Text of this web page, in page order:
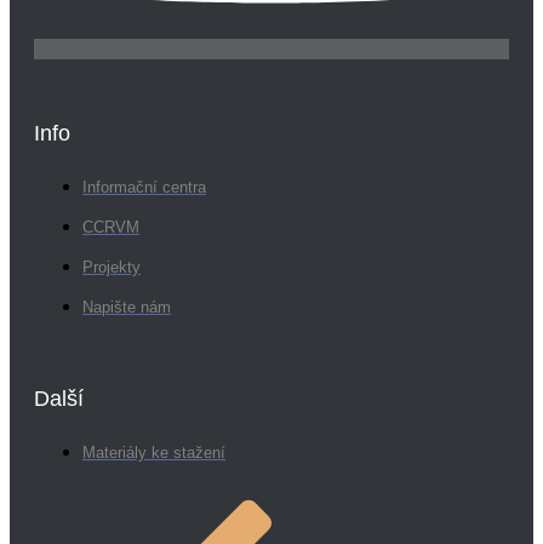
Info
Informační centra
CCRVM
Projekty
Napište nám
Další
Materiály ke stažení